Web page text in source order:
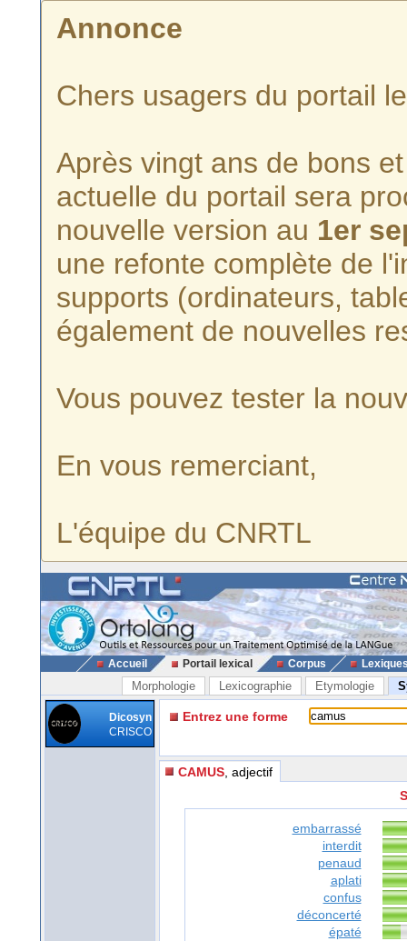
Annonce
Chers usagers du portail
Après vingt ans de bons
actuelle du portail sera
nouvelle version au 1er
une refonte complète de
supports (ordinateurs,
également de nouvelles
Vous pouvez tester la
En vous remerciant,
L'équipe du CNRTL
Accueil Portail lexical Corpus
Morphologie Lexicographie Etymologie
Dicosyn
CRISCO
Entrez une forme
CAMUS , adjectif
embarrassé
interdit
penaud
aplati
confus
déconcerté
épaté